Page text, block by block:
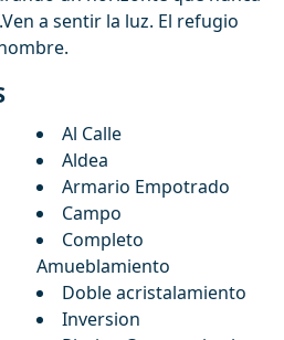
a ‌sentir ‌la luz. ‌El ‌refugio
Al Calle
Aldea
Armario Empotrado
Campo
Completo
Amueblamiento
Doble acristalamiento
Inversion